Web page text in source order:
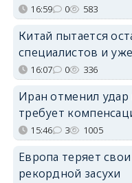
16:59 0 583
Китай пытается
специалистов и
16:07 0 336
Иран отменил удар
требует
15:46 3 1005
Европа теряет
рекордной засухи